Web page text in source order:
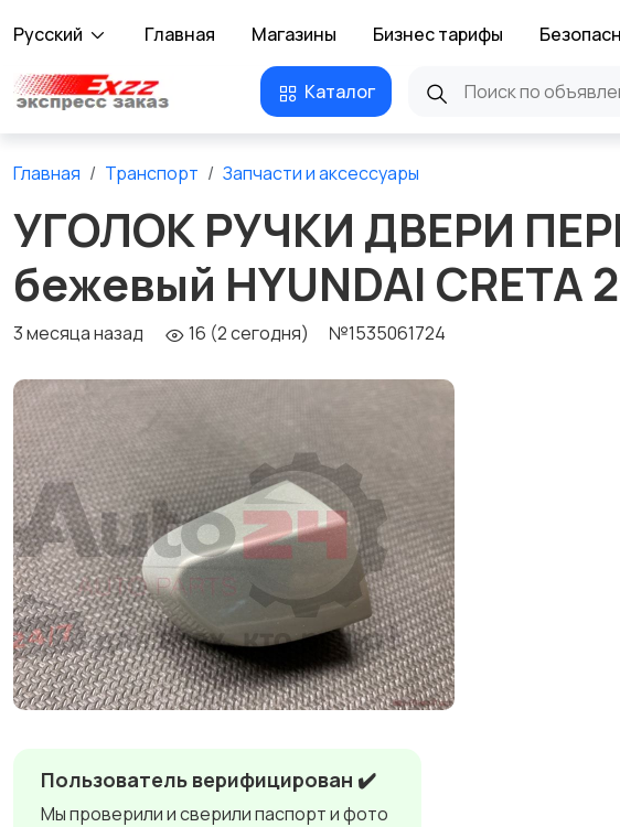
Русский Главная Магазины Бизнес тарифы
Каталог
Главная Транспорт Запчасти и аксессуары
УГОЛОК РУЧКИ ДВЕРИ
бежевый HYUNDAI CRETA
3 месяца назад 16 (2 сегодня) №1535061724
Пользователь верифицирован ✔️
Мы проверили и сверили паспорт и фото